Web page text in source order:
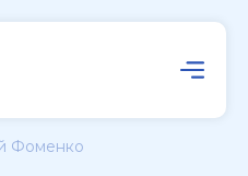
Фоменко